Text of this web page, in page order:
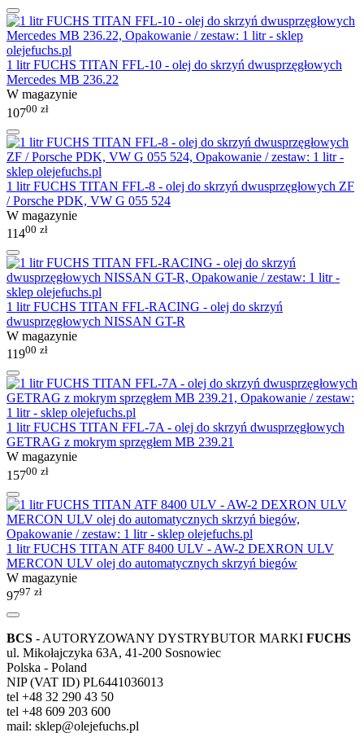
1 litr FUCHS TITAN FFL-10 - olej do skrzyń dwusprzęgłowych
Mercedes MB 236.22
W magazynie
10700 zł
1 litr FUCHS TITAN FFL-8 - olej do skrzyń dwusprzęgłowych ZF
/ Porsche PDK, VW G 055 524
W magazynie
11400 zł
1 litr FUCHS TITAN FFL-RACING - olej do skrzyń
dwusprzęgłowych NISSAN GT-R
W magazynie
11900 zł
1 litr FUCHS TITAN FFL-7A - olej do skrzyń dwusprzęgłowych
GETRAG z mokrym sprzęgłem MB 239.21
W magazynie
15700 zł
1 litr FUCHS TITAN ATF 8400 ULV - AW-2 DEXRON ULV
MERCON ULV olej do automatycznych skrzyń biegów
W magazynie
9797 zł
BCS - AUTORYZOWANY DYSTRYBUTOR MARKI FUCHS
ul. Mikołajczyka 63A, 41-200 Sosnowiec
Polska - Poland
NIP (VAT ID) PL6441036013
tel +48 32 290 43 50
tel +48 609 203 600
mail: sklep@olejefuchs.pl